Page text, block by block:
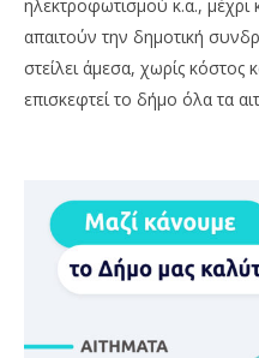
ηλεκτροφωτισμού κ.α., μέχρι
απαιτούν την δημοτική
στείλει άμεσα, χωρίς κόστος
επισκεφτεί το δήμο όλα τα